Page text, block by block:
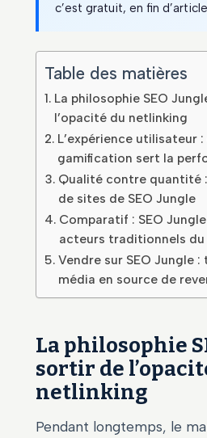
c’est gratuit, en fin
Table des matières
La philosophie SEO
l’opacité du netlinking
L’expérience utilisateur
gamification sert la
Qualité contre quantité
de sites de SEO Jungle
Comparatif : SEO
acteurs traditionnels du
Vendre sur SEO Jungle
média en source de
La philosophie
sortir de
netlinking
Pendant longtemps, le